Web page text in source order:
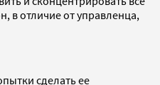
в отличие от управленца,
сделать ее